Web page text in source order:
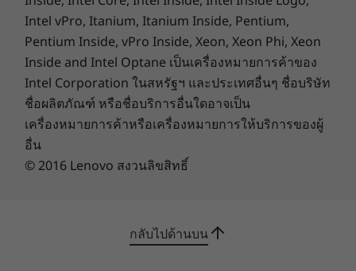
แล็ปท็อป ThinkBook 16p Gen 4 ที่มีชุดการรับรอง
ด้านความยั่งยืน เช่น EPEAT®Gold (บางประเทศ),
ENERGY STAR
®8.0 และ TCO 9 ซึ่งเป็นการรับรอง
ด้านสิ่งแวดล้อมชั้นนำของโลกสำหรับผลิตภัณฑ์ไอที
บรรจุภัณฑ์ที่มาจากแหล่งที่ยั่งยืนได้รับการรับรอง
®
สามารถลดคาร์บอนฟุตพริ้นท์ด้วยบริการชดเชย
Lenovo CO Offset Service
อะลูมิเนียมรีไซเคิล 50% ในเฟรมคีย์บอร์ด (ด้าน C)
Rheinland EyeSafe ® certified low blue light, with Dolby
Vision®
16″ 2.5K (2560 x 1600), 16:10 aspect ratio, 100% sRGB,
400 nits, 60Hz, 93.4% STBR, DeltaE <1, X-Rite Factory
Display Calibration, color gamut setting, TÜV
Rheinland EyeSafe®certified low blue light, with Dolby
Vision
Windows เป็นเครื่องหมายการค้าของ Microsoft
Corporation. Ultrabook, Celeron, Celeron Inside,
Core Inside, Intel, Intel Logo, Intel Atom, Intel Atom
Inside, Intel Core, Intel Inside, Intel Inside Logo,
Intel vPro, Itanium, Itanium Inside, Pentium,
Pentium Inside, vPro Inside, Xeon, Xeon Phi, Xeon
Inside and Intel Optane เป็นเครื่องหมายการค้าของ
Intel Corporation ในสหรัฐฯ และประเทศอื่นๆ ชื่อบริษัท
ชื่อผลิตภัณฑ์ หรือชื่อบริการอื่นใดอาจเป็น
© 2016 Lenovo สงวนลิขสิทธิ์